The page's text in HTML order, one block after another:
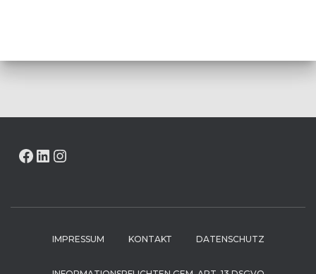
FACEBOOK LINKEDIN
IMPRESSUM KONTAKT DATENSCHUTZ